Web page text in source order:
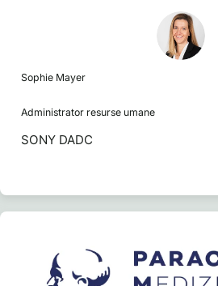
Sophie Mayer
Administrator resurse umane
SONY DADC